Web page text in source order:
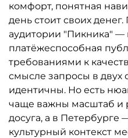
комфорт, понятная
день стоит своих
аудитории "Пикника" —
платёжеспособная
требованиями к
смысле запросы в двух
идентичны. Но есть
чаще важны масштаб и
досуга, а в Петербурге
культурный контекст